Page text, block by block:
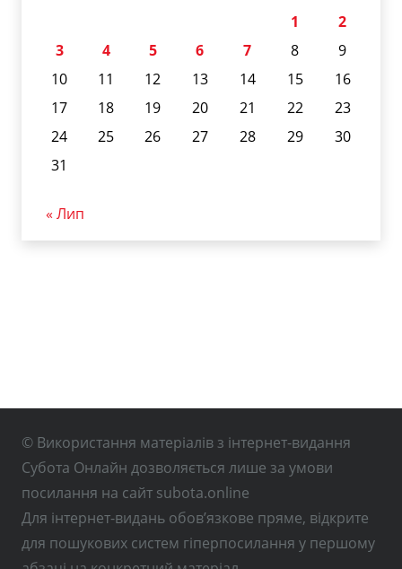
1
2
3
4 5 6 7 8
9
10
11 12 13 14 15
16
17
18 19 20 21 22
23
24
25 26 27 28 29
30
31
« Лип
© Використання матеріалів з інтернет-видання
Субота Онлайн дозволяється лише за умови
посилання на сайт subota.online
Для інтернет-видань обов’язкове пряме, відкрите
для пошукових систем гіперпосилання у першому